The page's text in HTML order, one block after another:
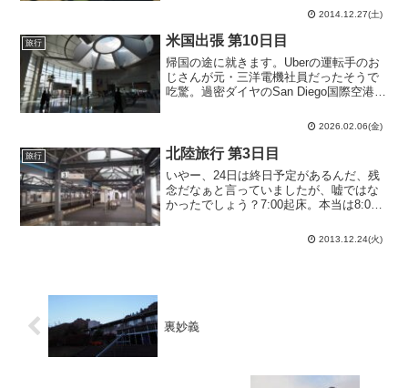
から旅行に出掛ける事にしました。まず
は自動車で中部国際空港へ。鈴鹿山脈が
はっきり見えるな…8:4...
2014.12.27(土)
旅行 米国出張 第10日目
帰国の途に就きます。Uberの運転手のお
じさんが元・三洋電機社員だったそうで
吃驚。過密ダイヤのSan Diego国際空港
使って捩じ込んだのか分かりませんが、1
本だけ日本への直行便があるのでそれで
帰ります。...
2026.02.06(金)
旅行 北陸旅行 第3日目
いやー、24日は終日予定があるんだ、残
念だなぁと言っていましたが、嘘ではな
かったでしょう？7:00起床。本当は8:00
日だという潜在意識があったのかこの時
間に起きてしまいました。大学生の哀し
2013.12.24(火)
裏妙義